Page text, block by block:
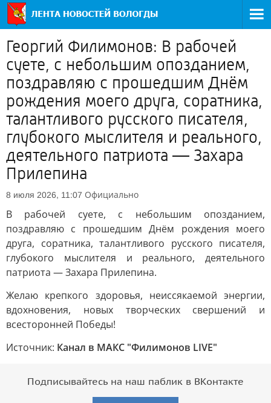
Георгий Филимонов: В рабочей
суете, с небольшим опозданием,
поздравляю с прошедшим Днём
рождения моего друга, соратника,
талантливого русского писателя,
глубокого мыслителя и реального,
деятельного патриота — Захара
Прилепина
8 июля 2026, 11:07 Официально
В рабочей суете, с небольшим опозданием,
поздравляю с прошедшим Днём рождения моего
друга, соратника, талантливого русского писателя,
глубокого мыслителя и реального, деятельного
патриота — Захара Прилепина.
Желаю крепкого здоровья, неиссякаемой энергии,
вдохновения, новых творческих свершений и
всесторонней Победы!
Источник: Канал в МАКС "Филимонов LIVE"
Подписывайтесь на наш паблик в ВКонтакте